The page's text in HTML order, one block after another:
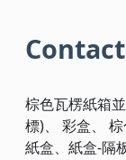
棕色瓦楞紙箱
標)、 彩盒、
紙盒、紙盒-隔